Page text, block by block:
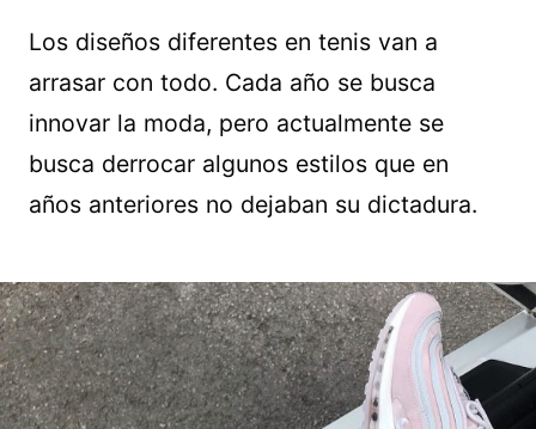
Los diseños diferentes en tenis van a
arrasar con todo. Cada año se busca
innovar la moda, pero actualmente se
busca derrocar algunos estilos que en
años anteriores no dejaban su dictadura.